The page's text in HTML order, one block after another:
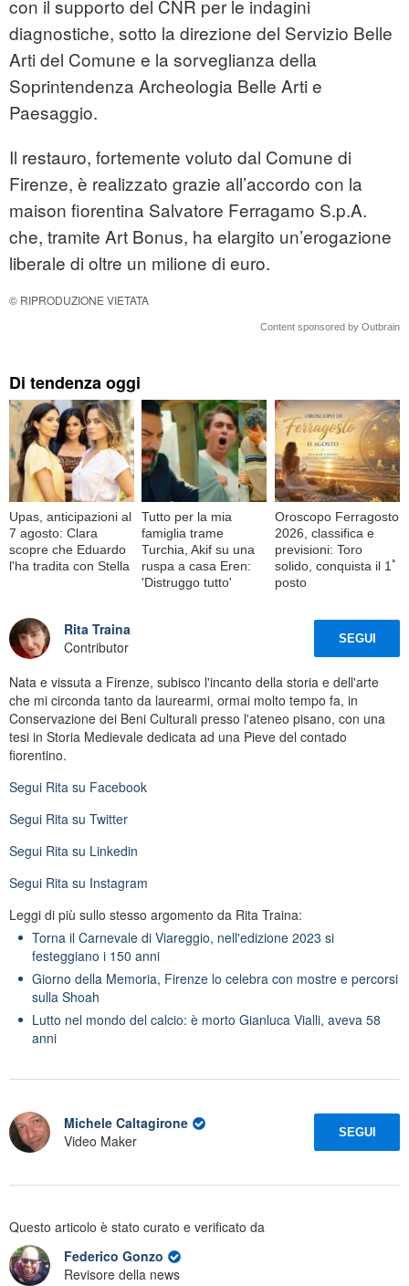
con il supporto del CNR per le indagini
diagnostiche, sotto la direzione del Servizio Belle
Arti del Comune e la sorveglianza della
Soprintendenza Archeologia Belle Arti e
Paesaggio.
Il restauro, fortemente voluto dal Comune di
Firenze, è realizzato grazie all’accordo con la
maison fiorentina Salvatore Ferragamo S.p.A.
che, tramite Art Bonus, ha elargito un’erogazione
liberale di oltre un milione di euro.
© RIPRODUZIONE VIETATA
Content sponsored by Outbrain
Di tendenza oggi
Upas, anticipazioni al
7 agosto: Clara
scopre che Eduardo
l'ha tradita con Stella
Tutto per la mia
famiglia trame
Turchia, Akif su una
ruspa a casa Eren:
'Distruggo tutto'
Oroscopo Ferragosto
2026, classifica e
previsioni: Toro
solido, conquista il 1ﾟ
posto
Rita Traina
Contributor
SEGUI
Nata e vissuta a Firenze, subisco l'incanto della storia e dell'arte
che mi circonda tanto da laurearmi, ormai molto tempo fa, in
Conservazione dei Beni Culturali presso l'ateneo pisano, con una
tesi in Storia Medievale dedicata ad una Pieve del contado
fiorentino.
Segui Rita su Facebook
Segui Rita su Twitter
Segui Rita su Linkedin
Segui Rita su Instagram
Leggi di più sullo stesso argomento da Rita Traina:
Torna il Carnevale di Viareggio, nell'edizione 2023 si
festeggiano i 150 anni
Giorno della Memoria, Firenze lo celebra con mostre e percorsi
sulla Shoah
Lutto nel mondo del calcio: è morto Gianluca Vialli, aveva 58
anni
Michele Caltagirone
Video Maker
SEGUI
Questo articolo è stato curato e verificato da
Federico Gonzo
Revisore della news